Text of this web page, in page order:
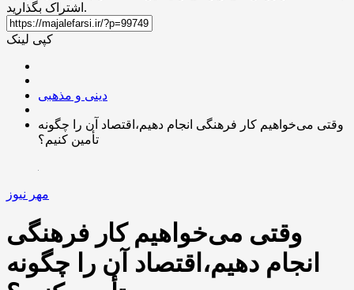
اشتراک بگذارید.
کپی لینک
دینی و مذهبی
وقتی می‌خواهیم کار فرهنگی انجام دهیم،اقتصاد آن را چگونه
تأمین کنیم؟
مهر نیوز
وقتی می‌خواهیم کار فرهنگی
انجام دهیم،اقتصاد آن را چگونه